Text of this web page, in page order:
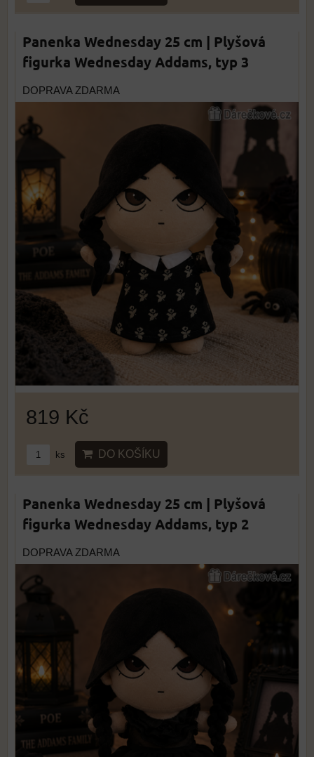
Panenka Wednesday 25 cm | Plyšová
figurka Wednesday Addams, typ 3
DOPRAVA ZDARMA
819 Kč
ks DO KOŠÍKU
Panenka Wednesday 25 cm | Plyšová
figurka Wednesday Addams, typ 2
DOPRAVA ZDARMA